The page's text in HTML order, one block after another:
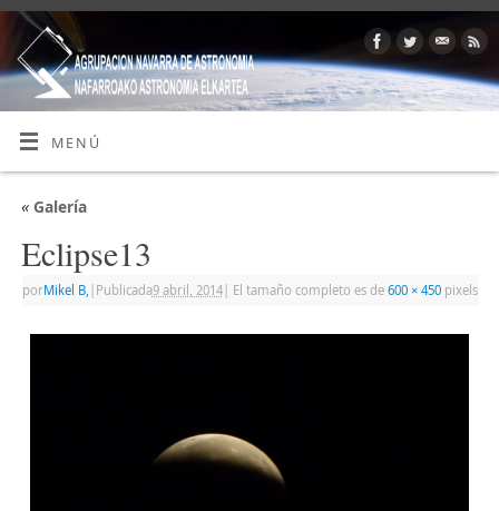
MENÚ
«Galería
Eclipse13
porMikel B, Publicada9 abril, 2014| El tamaño completo es de 600 × 450pixels